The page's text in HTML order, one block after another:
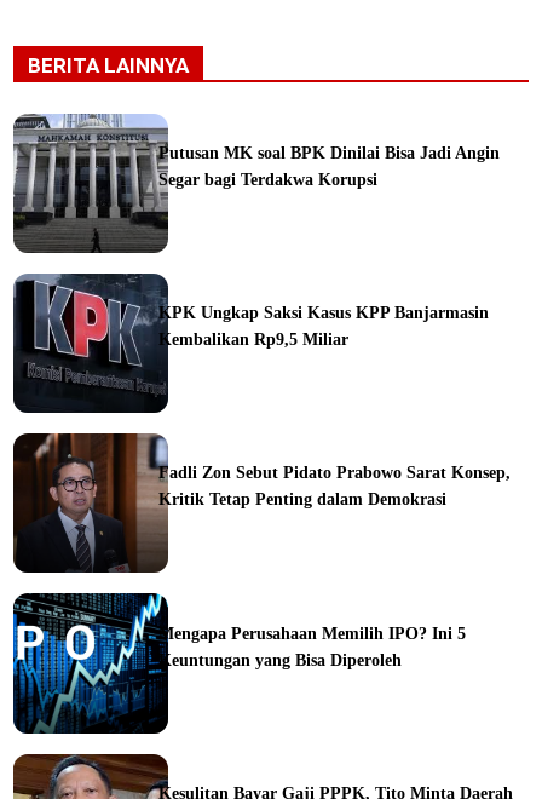
BERITA LAINNYA
Putusan MK soal BPK Dinilai Bisa Jadi Angin
Segar bagi Terdakwa Korupsi
KPK Ungkap Saksi Kasus KPP Banjarmasin
Kembalikan Rp9,5 Miliar
Fadli Zon Sebut Pidato Prabowo Sarat Konsep,
Kritik Tetap Penting dalam Demokrasi
Mengapa Perusahaan Memilih IPO? Ini 5
Keuntungan yang Bisa Diperoleh
Kesulitan Bayar Gaji PPPK, Tito Minta Daerah